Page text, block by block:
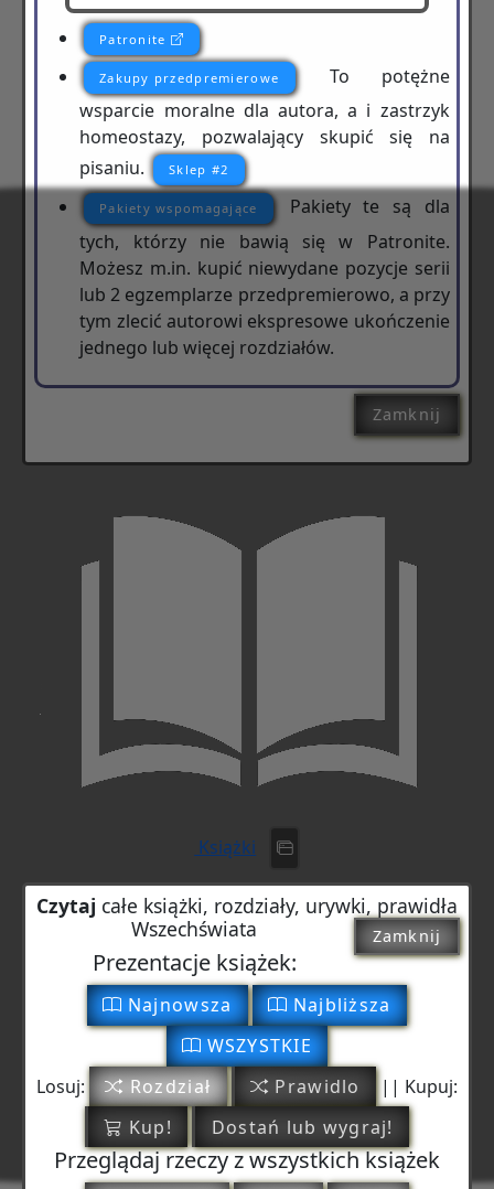
Patronite
Zakupy przedpremierowe
To potężne
wsparcie moralne dla autora, a i zastrzyk
homeostazy, pozwalający skupić się na
pisaniu.
Sklep #2
Pakiety wspomagające
Pakiety te są dla
tych, którzy nie bawią się w Patronite.
Możesz m.in. kupić niewydane pozycje serii
lub 2 egzemplarze przedpremierowo, a przy
tym zlecić autorowi ekspresowe ukończenie
jednego lub więcej rozdziałów.
Zamknij
Książki
Czytaj całe książki, rozdziały, urywki, prawidła
Wszechświata
Zamknij
Prezentacje książek:
Najnowsza
Najbliższa
WSZYSTKIE
Losuj:
Rozdział Prawidlo
|| Kupuj:
Kup!
Dostań lub wygraj!
Przeglądaj rzeczy z wszystkich książek